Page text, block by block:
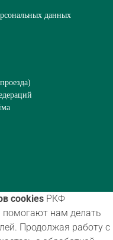
данных
)
cookies РКФ
нам делать
Продолжая работу с